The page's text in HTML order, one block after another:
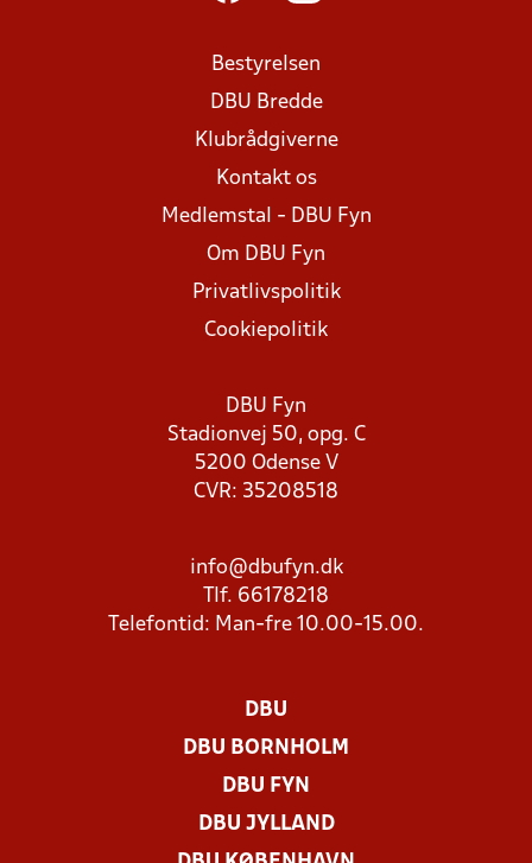
Bestyrelsen
DBU Bredde
Klubrådgiverne
Kontakt os
Medlemstal - DBU Fyn
Om DBU Fyn
Privatlivspolitik
Cookiepolitik
DBU Fyn
Stadionvej 50, opg. C
5200 Odense V
CVR: 35208518
info@dbufyn.dk
Tlf. 66178218
Telefontid: Man-fre 10.00-15.00.
DBU
DBU BORNHOLM
DBU FYN
DBU JYLLAND